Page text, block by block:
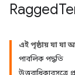
Ragged
এই পৃষ্ঠায় যা যা
পাবলিক পদ্ধতি
উত্তরাধিকারসূত্রে